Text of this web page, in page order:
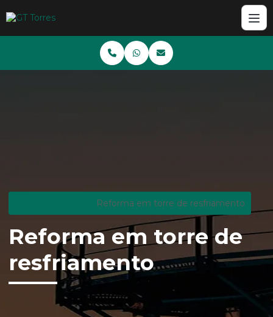
Reforma em torre de resfriamento
Reforma em torre de
resfriamento